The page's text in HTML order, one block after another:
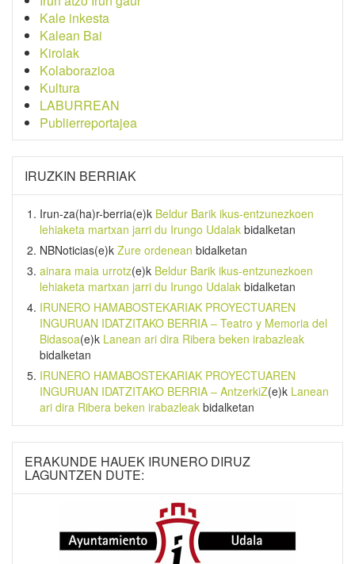
Kale inkesta
Kalean Bai
Kirolak
Kolaborazioa
Kultura
LABURREAN
Publierreportajea
IRUZKIN BERRIAK
Irun-za(ha)r-berria(e)k Beldur Barik ikus-entzunezkoen
lehiaketa martxan jarri du Irungo Udalak bidalketan
NBNoticias(e)k Zure ordenean bidalketan
ainara maia urrotz(e)k Beldur Barik ikus-entzunezkoen
lehiaketa martxan jarri du Irungo Udalak bidalketan
IRUNERO HAMABOSTEKARIAK PROYECTUAREN
INGURUAN IDATZITAKO BERRIA – Teatro y Memoria del
Bidasoa(e)k Lanean ari dira Ribera beken irabazleak
bidalketan
IRUNERO HAMABOSTEKARIAK PROYECTUAREN
INGURUAN IDATZITAKO BERRIA – AntzerkiZ(e)k Lanean
ari dira Ribera beken irabazleak bidalketan
ERAKUNDE HAUEK IRUNERO DIRUZ
LAGUNTZEN DUTE: